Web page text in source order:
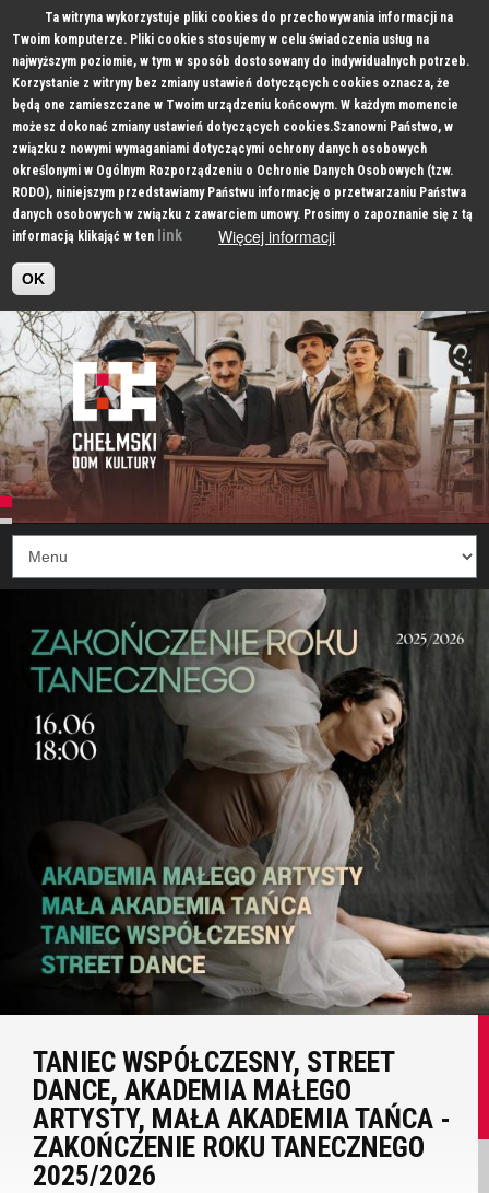
Ta witryna wykorzystuje pliki cookies do przechowywania informacji na
Twoim komputerze. Pliki cookies stosujemy w celu świadczenia usług na
najwyższym poziomie, w tym w sposób dostosowany do indywidualnych potrzeb.
Korzystanie z witryny bez zmiany ustawień dotyczących cookies oznacza, że
będą one zamieszczane w Twoim urządzeniu końcowym. W każdym momencie
możesz dokonać zmiany ustawień dotyczących cookies.Szanowni Państwo, w
związku z nowymi wymaganiami dotyczącymi ochrony danych osobowych
określonymi w Ogólnym Rozporządzeniu o Ochronie Danych Osobowych (tzw.
RODO), niniejszym przedstawiamy Państwu informację o przetwarzaniu Państwa
danych osobowych w związku z zawarciem umowy. Prosimy o zapoznanie się z tą
informacją klikająć w ten link Więcej informacji
OK
TANIEC WSPÓŁCZESNY, STREET
DANCE, AKADEMIA MAŁEGO
ARTYSTY, MAŁA AKADEMIA TAŃCA -
ZAKOŃCZENIE ROKU TANECZNEGO
2025/2026